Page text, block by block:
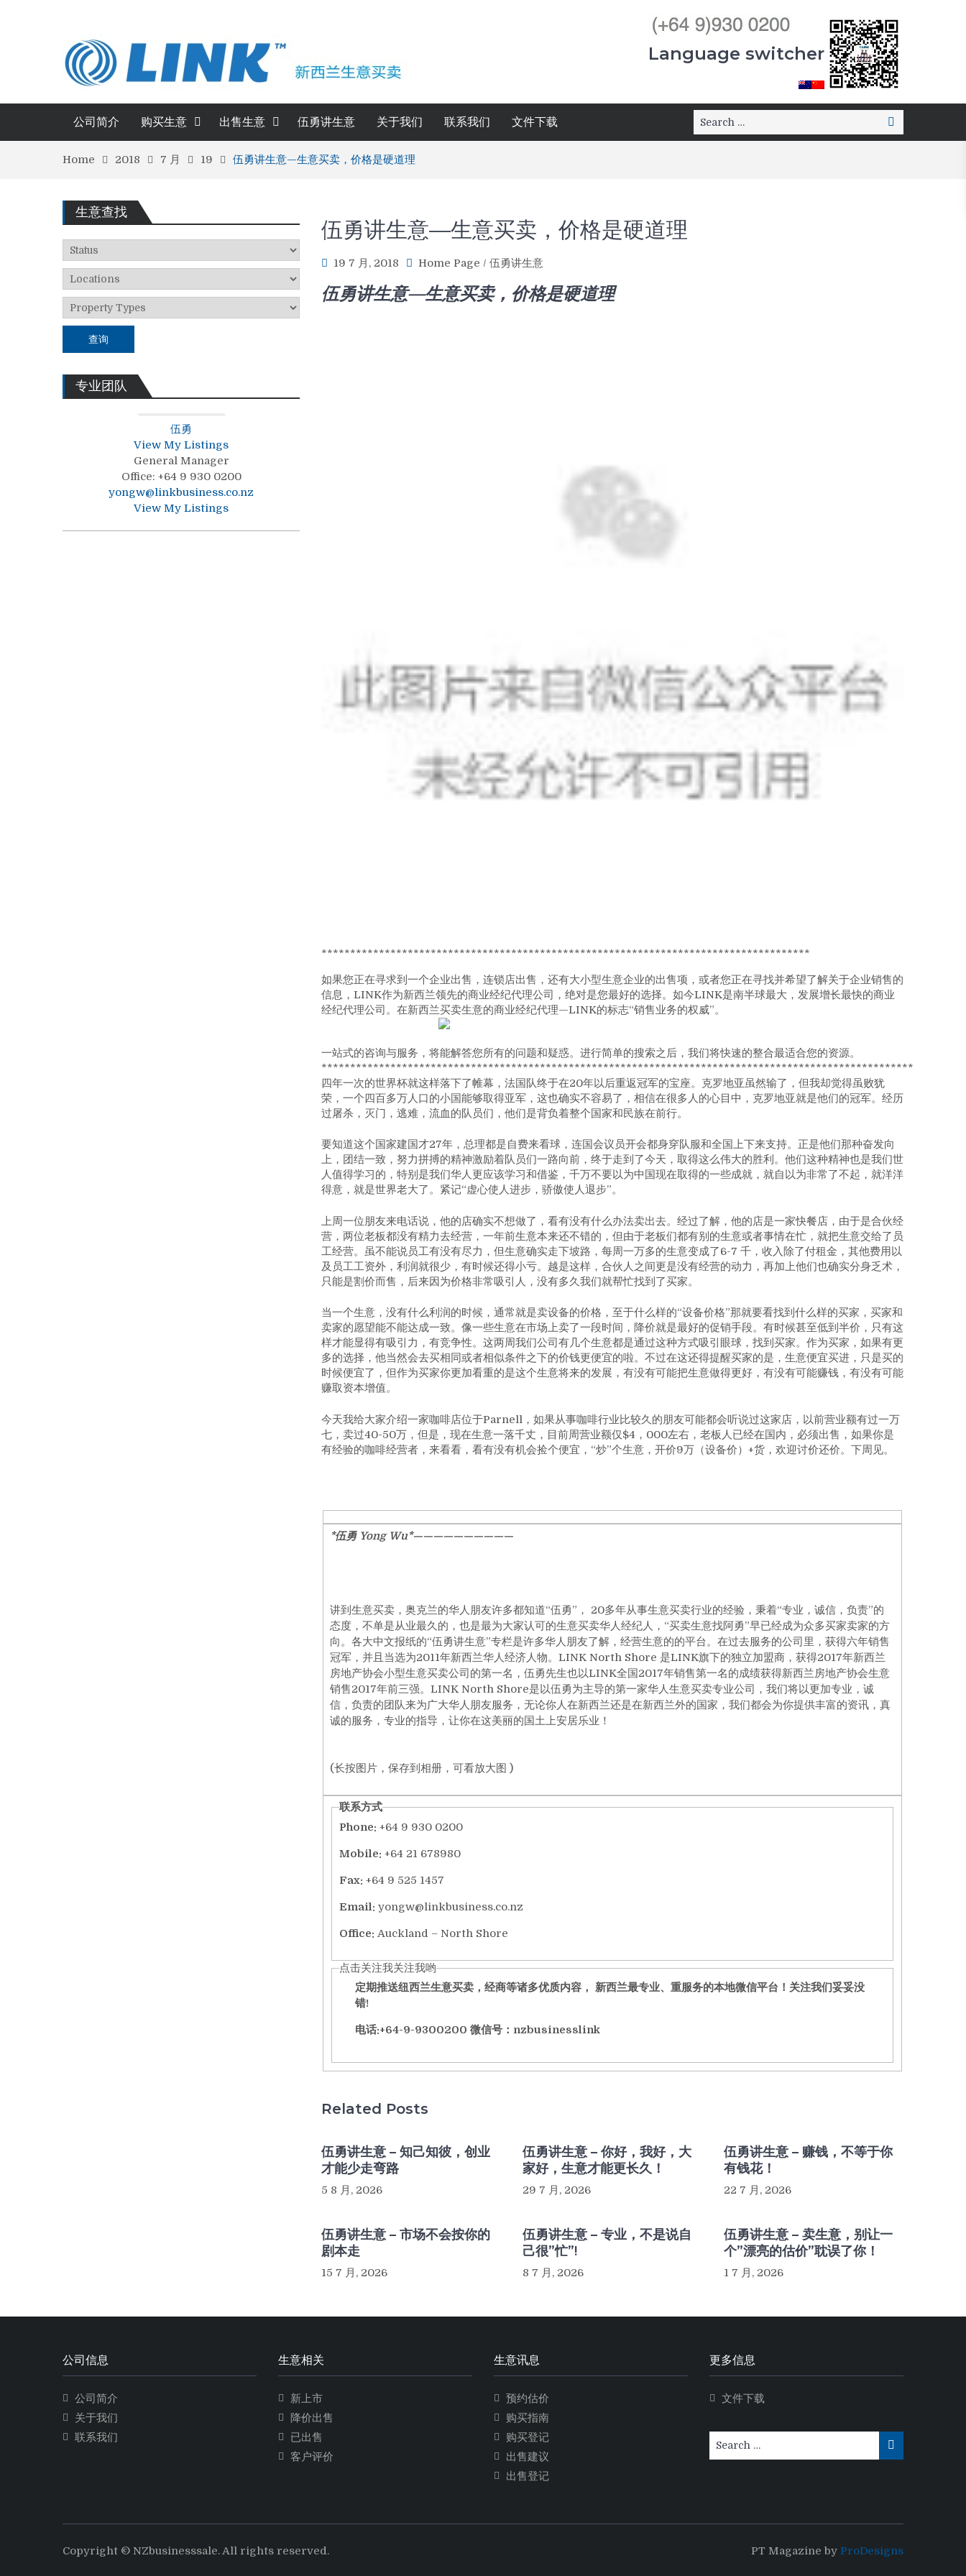
Language switcher
公司简介 购买生意 出售生意 伍勇讲生意 关于我们 联系我们 文件下载
Search
for:
Search
Home 2018 7 月 19 伍勇讲生意—生意买卖，价格是硬道理
伍勇讲生意—生意买卖，价格是硬道理
19 7 月, 2018 Home Page / 伍勇讲生意
伍勇讲生意—生意买卖，价格是硬道理
*************************************************************************************
如果您正在寻求到一个企业出售，连锁店出售，还有大小型生意企业的出售项，或者您正在寻找并希望了解关于企业销售的
信息，LINK作为新西兰领先的商业经纪代理公司，绝对是您最好的选择。如今LINK是南半球最大，发展增长最快的商业
经纪代理公司。在新西兰买卖生意的商业经纪代理—LINK的标志“销售业务的权威”。
一站式的咨询与服务，将能解答您所有的问题和疑惑。进行简单的搜索之后，我们将快速的整合最适合您的资源。
********************************************************************************************************
四年一次的世界杯就这样落下了帷幕，法国队终于在20年以后重返冠军的宝座。克罗地亚虽然输了，但我却觉得虽败犹
荣，一个四百多万人口的小国能够取得亚军，这也确实不容易了，相信在很多人的心目中，克罗地亚就是他们的冠军。经历
过屠杀，灭门，逃难，流血的队员们，他们是背负着整个国家和民族在前行。
要知道这个国家建国才27年，总理都是自费来看球，连国会议员开会都身穿队服和全国上下来支持。正是他们那种奋发向
上，团结一致，努力拼搏的精神激励着队员们一路向前，终于走到了今天，取得这么伟大的胜利。他们这种精神也是我们世
人值得学习的，特别是我们华人更应该学习和借鉴，千万不要以为中国现在取得的一些成就，就自以为非常了不起，就洋洋
得意，就是世界老大了。紧记“虚心使人进步，骄傲使人退步”。
上周一位朋友来电话说，他的店确实不想做了，看有没有什么办法卖出去。经过了解，他的店是一家快餐店，由于是合伙经
营，两位老板都没有精力去经营，一年前生意本来还不错的，但由于老板们都有别的生意或者事情在忙，就把生意交给了员
工经营。虽不能说员工有没有尽力，但生意确实走下坡路，每周一万多的生意变成了6-7 千，收入除了付租金，其他费用以
及员工工资外，利润就很少，有时候还得小亏。越是这样，合伙人之间更是没有经营的动力，再加上他们也确实分身乏术，
只能是割价而售，后来因为价格非常吸引人，没有多久我们就帮忙找到了买家。
当一个生意，没有什么利润的时候，通常就是卖设备的价格，至于什么样的“设备价格”那就要看找到什么样的买家，买家和
卖家的愿望能不能达成一致。像一些生意在市场上卖了一段时间，降价就是最好的促销手段。有时候甚至低到半价，只有这
样才能显得有吸引力，有竞争性。这两周我们公司有几个生意都是通过这种方式吸引眼球，找到买家。作为买家，如果有更
多的选择，他当然会去买相同或者相似条件之下的价钱更便宜的啦。不过在这还得提醒买家的是，生意便宜买进，只是买的
时候便宜了，但作为买家你更加看重的是这个生意将来的发展，有没有可能把生意做得更好，有没有可能赚钱，有没有可能
赚取资本增值。
今天我给大家介绍一家咖啡店位于Parnell，如果从事咖啡行业比较久的朋友可能都会听说过这家店，以前营业额有过一万
七，卖过40-50万，但是，现在生意一落千丈，目前周营业额仅$4，000左右，老板人已经在国内，必须出售，如果你是
有经验的咖啡经营者，来看看，看有没有机会捡个便宜，“炒”个生意，开价9万（设备价）+货，欢迎讨价还价。下周见。
*伍勇 Yong Wu*——————————
讲到生意买卖，奥克兰的华人朋友许多都知道“伍勇”， 20多年从事生意买卖行业的经验，秉着“专业，诚信，负责”的
态度，不单是从业最久的，也是最为大家认可的生意买卖华人经纪人，“买卖生意找阿勇”早已经成为众多买家卖家的方
向。各大中文报纸的“伍勇讲生意”专栏是许多华人朋友了解，经营生意的的平台。在过去服务的公司里，获得六年销售
冠军，并且当选为2011年新西兰华人经济人物。LINK North Shore 是LINK旗下的独立加盟商，获得2017年新西兰
房地产协会小型生意买卖公司的第一名，伍勇先生也以LINK全国2017年销售第一名的成绩获得新西兰房地产协会生意
销售2017年前三强。LINK North Shore是以伍勇为主导的第一家华人生意买卖专业公司，我们将以更加专业，诚
信，负责的团队来为广大华人朋友服务，无论你人在新西兰还是在新西兰外的国家，我们都会为你提供丰富的资讯，真
诚的服务，专业的指导，让你在这美丽的国土上安居乐业！
(长按图片，保存到相册，可看放大图 )
联系方式
Phone: +64 9 930 0200
Mobile: +64 21 678980
Fax: +64 9 525 1457
Email: yongw@linkbusiness.co.nz
Office: Auckland – North Shore
点击关注我关注我哟
定期推送纽西兰生意买卖，经商等诸多优质内容， 新西兰最专业、重服务的本地微信平台！关注我们妥妥没
错!
电话:+64-9-9300200 微信号：nzbusinesslink
Related Posts
伍勇讲生意 – 知己知彼，创业
才能少走弯路
5 8 月, 2026
伍勇讲生意 – 你好，我好，大
家好，生意才能更长久！
29 7 月, 2026
伍勇讲生意 – 赚钱，不等于你
有钱花！
22 7 月, 2026
伍勇讲生意 – 市场不会按你的
剧本走
15 7 月, 2026
伍勇讲生意 – 专业，不是说自
己很”忙”!
8 7 月, 2026
伍勇讲生意 – 卖生意，别让一
个”漂亮的估价”耽误了你！
1 7 月, 2026
生意查找
查询
专业团队
伍勇
View My Listings
General Manager
Office: +64 9 930 0200
yongw@linkbusiness.co.nz
View My Listings
公司信息
公司简介
关于我们
联系我们
生意相关
新上市
降价出售
已出售
客户评价
生意讯息
预约估价
购买指南
购买登记
出售建议
出售登记
更多信息
文件下载
for:
Search
Copyright © NZbusinesssale. All rights reserved. PT Magazine by ProDesigns